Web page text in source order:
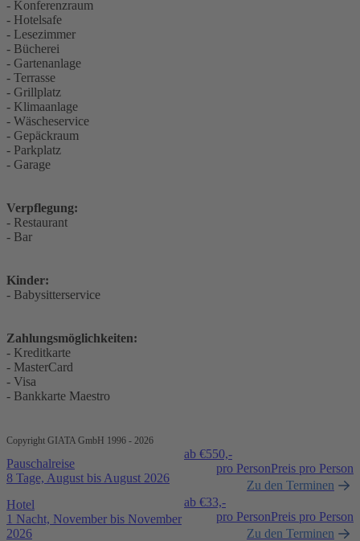
- Konferenzraum
- Hotelsafe
- Lesezimmer
- Bücherei
- Gartenanlage
- Terrasse
- Grillplatz
- Klimaanlage
- Wäscheservice
- Gepäckraum
- Parkplatz
- Garage
Verpflegung:
- Restaurant
- Bar
Kinder:
- Babysitterservice
Zahlungsmöglichkeiten:
- Kreditkarte
- MasterCard
- Visa
- Bankkarte Maestro
Copyright GIATA GmbH 1996 - 2026
Pauschalreise
8 Tage, August bis August 2026
ab €550,-
pro PersonPreis pro Person
Zu den Terminen
Hotel
1 Nacht, November bis November
2026
ab €33,-
pro PersonPreis pro Person
Zu den Terminen